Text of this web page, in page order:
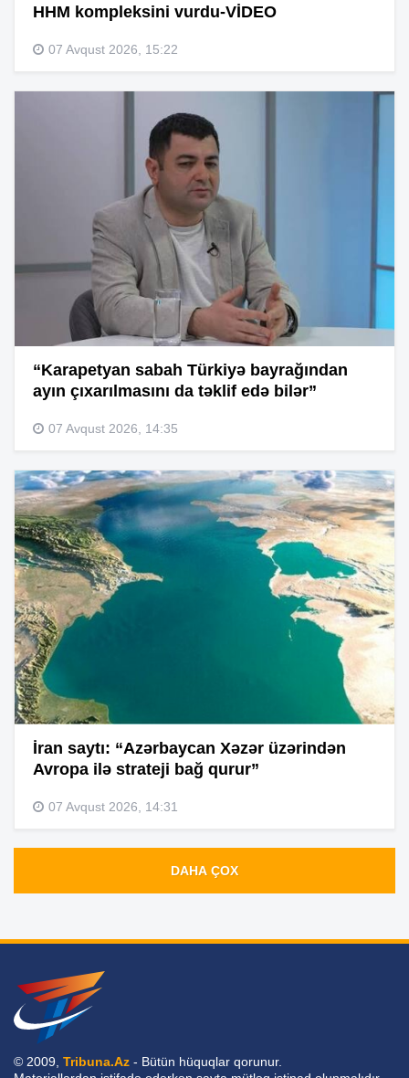
HHM kompleksini vurdu-VİDEO
07 Avqust 2026, 15:22
“Karapetyan sabah Türkiyə bayrağından
ayın çıxarılmasını da təklif edə bilər”
07 Avqust 2026, 14:35
İran saytı: “Azərbaycan Xəzər üzərindən
Avropa ilə strateji bağ qurur”
07 Avqust 2026, 14:31
DAHA ÇOX
© 2009, Tribuna.Az - Bütün hüquqlar qorunur.